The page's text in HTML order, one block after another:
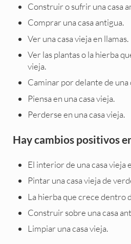
Construir o sufrir una casa
Comprar una casa antigua.
Ver una casa vieja en llamas.
Ver las plantas o la hierba
vieja.
Caminar por delante de una
Piensa en una casa vieja.
Perderse en una casa vieja.
Hay cambios positivos
El interior de una casa vieja
Pintar una casa vieja de
La hierba que crece dentro
Construir sobre una casa
Limpiar una casa vieja.